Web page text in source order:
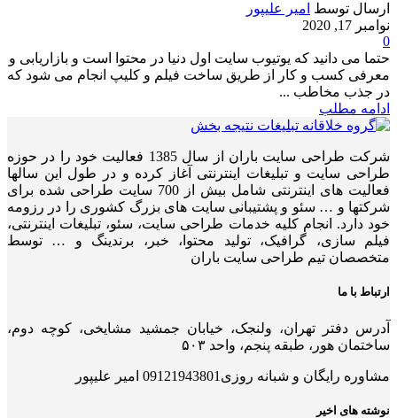
ارسال توسط امیر علیپور
نوامبر 17, 2020
0
حتما می دانید که یوتیوب سایت اول دنیا در محتوا است و بازاریابی و
معرفی کسب و کار از طریق ساخت فیلم و کلیپ انجام می شود که
در جذب مخاطب ...
ادامه مطلب
شرکت طراحی سایت باران از سال 1385 فعالیت خود را در حوزه
طراحی سایت و تبلیغات اینترنتی آغاز کرده و در طول این سالها
فعالیت های اینترنتی شامل بیش از 700 سایت طراحی شده برای
شرکتها و … سئو و پشتیبانی سایت های بزرگ کشوری را در رزومه
خود دارد. انجام کلیه خدمات طراحی سایت، سئو، تبلیغات اینترنتی،
فیلم سازی، گرافیک، تولید محتوا، خبر، برندینگ و … توسط
متخصصان تیم طراحی سایت باران
ارتباط با ما
آدرس دفتر تهران، ولنجک، خیابان جمشید مشایخی، کوچه دوم،
ساختمان هور، طبقه پنجم، واحد ۵۰۳
مشاوره رایگان و شبانه روزی09121943801 امیر علیپور
نوشته های اخیر